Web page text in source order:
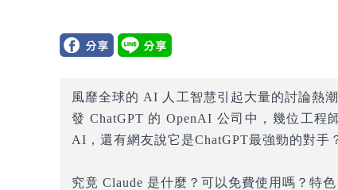
風靡全球的 AI 人工智慧引起大量的討論熱
發 ChatGPT 的 OpenAI 公司中，幾位工程
AI，還有網友說它是ChatGPT最強勁的對手
究竟 Claude 是什麼？可以免費使用嗎？特